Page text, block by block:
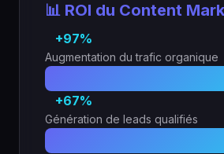
📊 ROI du Content
Augmentation du trafic organique
+97%
Génération de leads qualifiés
+67%